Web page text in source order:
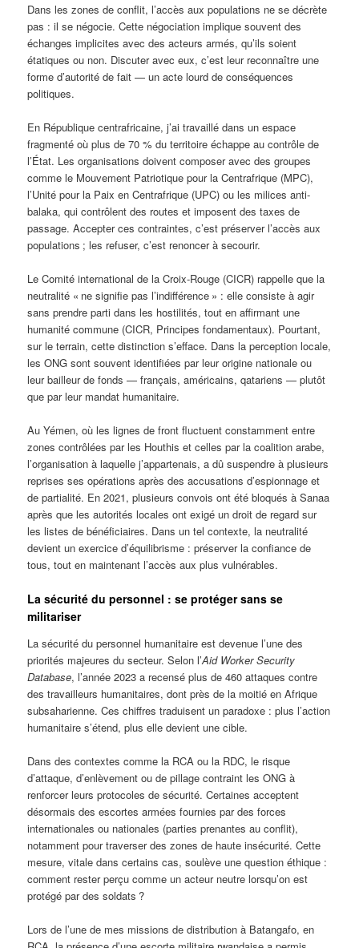
Dans les zones de conflit, l’accès aux populations ne se décrète
pas : il se négocie. Cette négociation implique souvent des
échanges implicites avec des acteurs armés, qu’ils soient
étatiques ou non. Discuter avec eux, c’est leur reconnaître une
forme d’autorité de fait — un acte lourd de conséquences
politiques.
En République centrafricaine, j’ai travaillé dans un espace
fragmenté où plus de 70 % du territoire échappe au contrôle de
l’État. Les organisations doivent composer avec des groupes
comme le Mouvement Patriotique pour la Centrafrique (MPC),
l’Unité pour la Paix en Centrafrique (UPC) ou les milices anti-
balaka, qui contrôlent des routes et imposent des taxes de
passage. Accepter ces contraintes, c’est préserver l’accès aux
populations ; les refuser, c’est renoncer à secourir.
Le Comité international de la Croix-Rouge (CICR) rappelle que la
neutralité « ne signifie pas l’indifférence » : elle consiste à agir
sans prendre parti dans les hostilités, tout en affirmant une
humanité commune (CICR, Principes fondamentaux). Pourtant,
sur le terrain, cette distinction s’efface. Dans la perception locale,
les ONG sont souvent identifiées par leur origine nationale ou
leur bailleur de fonds — français, américains, qatariens — plutôt
que par leur mandat humanitaire.
Au Yémen, où les lignes de front fluctuent constamment entre
zones contrôlées par les Houthis et celles par la coalition arabe,
l’organisation à laquelle j’appartenais, a dû suspendre à plusieurs
reprises ses opérations après des accusations d’espionnage et
de partialité. En 2021, plusieurs convois ont été bloqués à Sanaa
après que les autorités locales ont exigé un droit de regard sur
les listes de bénéficiaires. Dans un tel contexte, la neutralité
devient un exercice d’équilibrisme : préserver la confiance de
tous, tout en maintenant l’accès aux plus vulnérables.
La sécurité du personnel : se protéger sans se
militariser
La sécurité du personnel humanitaire est devenue l’une des
priorités majeures du secteur. Selon l’Aid Worker Security
Database, l’année 2023 a recensé plus de 460 attaques contre
des travailleurs humanitaires, dont près de la moitié en Afrique
subsaharienne. Ces chiffres traduisent un paradoxe : plus l’action
humanitaire s’étend, plus elle devient une cible.
Dans des contextes comme la RCA ou la RDC, le risque
d’attaque, d’enlèvement ou de pillage contraint les ONG à
renforcer leurs protocoles de sécurité. Certaines acceptent
désormais des escortes armées fournies par des forces
internationales ou nationales (parties prenantes au conflit),
notamment pour traverser des zones de haute insécurité. Cette
mesure, vitale dans certains cas, soulève une question éthique :
comment rester perçu comme un acteur neutre lorsqu’on est
protégé par des soldats ?
Lors de l’une de mes missions de distribution à Batangafo, en